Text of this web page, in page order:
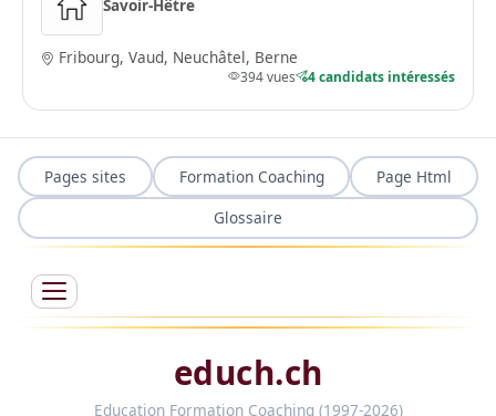
Savoir-Hêtre
Fribourg, Vaud, Neuchâtel, Berne
394 vues 4 candidats intéressés
Pages sites Formation Coaching
Page Html
Glossaire
educh.ch
Education Formation Coaching (1997-2026)